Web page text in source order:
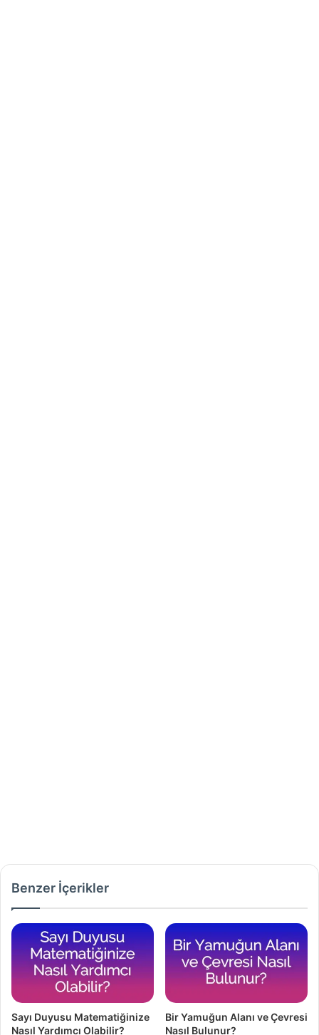
Benzer İçerikler
Sayı Duyusu Matematiğinize
Nasıl Yardımcı Olabilir?
Bir Yamuğun Alanı ve Çevresi
Nasıl Bulunur?